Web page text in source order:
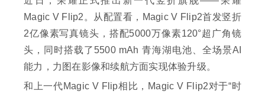
Magic V Flip2。从配置看，Magic V Flip2首发竖折
2亿像素写真镜头，搭配5000万像素120°超广角镜
头，同时搭载了5500 mAh 青海湖电池、全场景AI
能力，力图在影像和续航方面实现体验升级。
和上一代Magic V Flip相比，Magic V Flip2对于“时